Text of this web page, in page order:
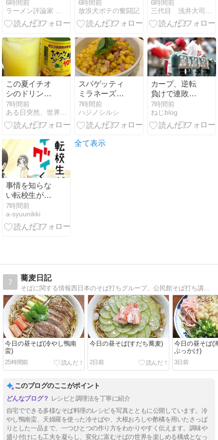
今日の一杯
【いんなみ家
＠上大岡】
6時間前
KIKI 嵐山本
店】美味しい
紅茶とお菓子
6時間前
放浪犬ポテの奮闘記
か？それと
も…／焼肉社
長が30億企業
アドバイスも
らいました
6時間前
この夏イチオ
シのドリンク
＆調味料、青
切りシークヮ
ーサー！
7時間前
スパゲッティ
ミラネーズ@
王子「ゴリノ
ス」
7時間前
ハジノシルシ
カープ、逆転
負けで連敗。
そして最下位
転落＞＜
7時間前
ねじblog
事情を知らな
い転校生がグ
イグイくる。
7時間前
a-syuunikki
全て表示
7
蕎麦日記
そばに関する情報西日本のそば打ちグループ、公民館そば打ち講座等の活動状況を紹介
今日の昼そば(冷やし鴨南
蛮)
25時間前
今日の昼そば(すだち蕎麦)
2日前
今日の昼そば(
ぶっかけ)
3日前
このブログのここがポイント
レシピと調理法を丁寧に紹介
自宅でできる多様なそば料理のレシピを写真とともに公開しています。冷
やし鴨南蛮、天婦羅を使った冷そばや、大根おろしや酢橘を用いたさっぱ
りとした一品まで、一つひとつの作り方をわかりやすく伝えます。調味や
盛り付けにも工夫を凝らし、変化に富むそばの世界を楽しめる構成となっ